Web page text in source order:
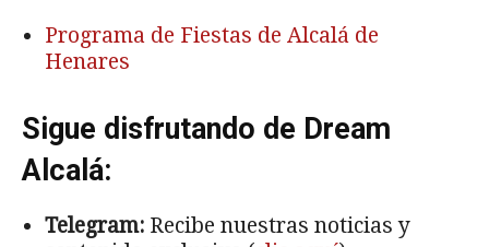
Programa de Fiestas de Alcalá de
Henares
Sigue disfrutando de Dream
Alcalá:
Telegram: Recibe nuestras noticias y